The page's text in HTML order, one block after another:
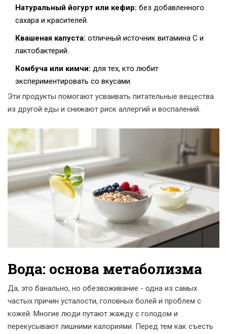
Натуральный йогурт или кефир: без добавленного
сахара и красителей.
Квашеная капуста: отличный источник витамина C и
лактобактерий.
Комбуча или кимчи: для тех, кто любит
экспериментировать со вкусами.
Эти продукты помогают усваивать питательные вещества
из другой еды и снижают риск аллергий и воспалений.
Вода: основа метаболизма
Да, это банально, но обезвоживание - одна из самых
частых причин усталости, головных болей и проблем с
кожей. Многие люди путают жажду с голодом и
перекусывают лишними калориями. Перед тем как съесть